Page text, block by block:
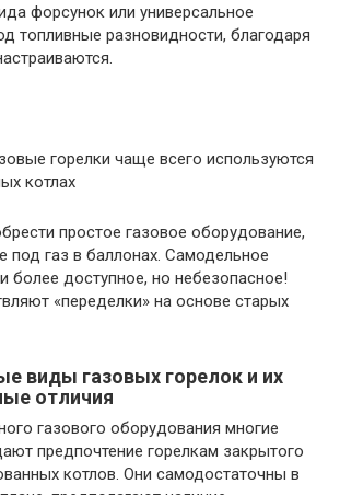
форсунок или универсальное
топливные разновидности, благодаря
горелки чаще всего используются
котлах
простое газовое оборудование,
под газ в баллонах. Самодельное
более доступное, но небезопасное!
«переделки» на основе старых
виды газовых горелок и их
отличия
газового оборудования многие
предпочтение горелкам закрытого
котлов. Они самодостаточны в